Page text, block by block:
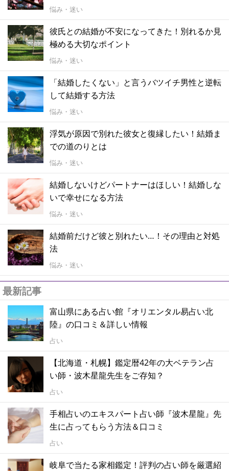
悩み・迷い
彼氏との結婚が不安になってきた！別れるか見
極める大切なポイント
悩み・迷い
「結婚したくない」と言うバツイチ男性と逆転
して結婚する方法
悩み・迷い
浮気が原因で別れた彼女と復縁したい！結婚ま
での道のりとは
悩み・迷い
結婚しないけどパートナーはほしい！結婚しな
いで幸せになる方法
悩み・迷い
結婚前だけど彼と別れたい…！その理由と対処
法
悩み・迷い
最新記事
富山県にある占い館『オリエンタル易占い北
陸』の口コミ＆詳しい情報
占い
【北海道・札幌】鑑定暦42年の大ベテラン占
い師・波木星龍先生をご存知？
占い
手相占いのエキスパート占い師『波木星龍』先
生に占ってもらう方法＆口コミ
占い
岐阜で当たる家相鑑定！評判の占い師を厳選紹